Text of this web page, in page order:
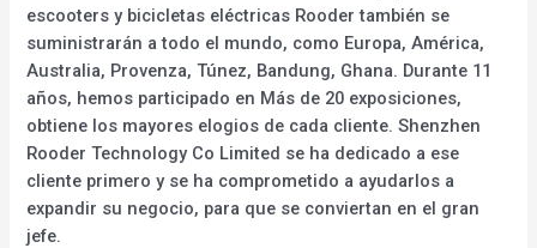
escooters y bicicletas eléctricas Rooder también se
suministrarán a todo el mundo, como Europa, América,
Australia, Provenza, Túnez, Bandung, Ghana. Durante 11
años, hemos participado en Más de 20 exposiciones,
obtiene los mayores elogios de cada cliente. Shenzhen
Rooder Technology Co Limited se ha dedicado a ese
cliente primero y se ha comprometido a ayudarlos a
expandir su negocio, para que se conviertan en el gran
jefe.